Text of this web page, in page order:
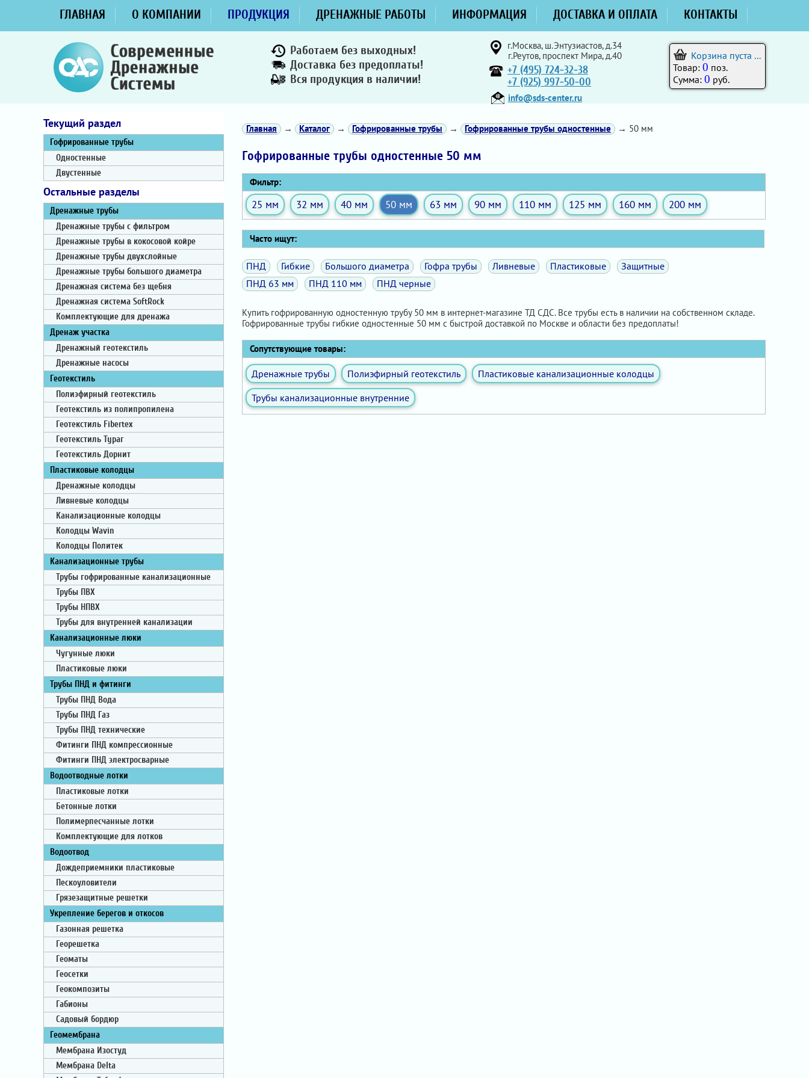
ГЛАВНАЯ О КОМПАНИИ ПРОДУКЦИЯ ДРЕНАЖНЫЕ РАБОТЫ ИНФОРМАЦИЯ ДОСТАВКА И ОПЛАТА КОНТАКТЫ
Работаем без выходных!
Доставка без предоплаты!
Вся продукция в наличии!
г.Москва, ш.Энтузиастов, д.34
г.Реутов, проспект Мира, д.40
+7 (495) 724-32-38
+7 (925) 997-50-00
info@sds-center.ru
Корзина пуста ...
Товар: 0 поз.
Сумма: 0 руб.
Текущий раздел
Гофрированные трубы
Одностенные
Двустенные
Остальные разделы
Дренажные трубы
Дренажные трубы с фильтром
Дренажные трубы в кокосовой койре
Дренажные трубы двухслойные
Дренажные трубы большого диаметра
Дренажная система без щебня
Дренажная система SoftRock
Комплектующие для дренажа
Дренаж участка
Дренажный геотекстиль
Дренажные насосы
Геотекстиль
Полиэфирный геотекстиль
Геотекстиль из полипропилена
Геотекстиль Fibertex
Геотекстиль Typar
Геотекстиль Дорнит
Пластиковые колодцы
Дренажные колодцы
Ливневые колодцы
Канализационные колодцы
Колодцы Wavin
Колодцы Политек
Канализационные трубы
Трубы гофрированные канализационные
Трубы ПВХ
Трубы НПВХ
Трубы для внутренней канализации
Канализационные люки
Чугунные люки
Пластиковые люки
Трубы ПНД и фитинги
Трубы ПНД Вода
Трубы ПНД Газ
Трубы ПНД технические
Фитинги ПНД компрессионные
Фитинги ПНД электросварные
Водоотводные лотки
Пластиковые лотки
Бетонные лотки
Полимерпесчанные лотки
Комплектующие для лотков
Водоотвод
Дождеприемники пластиковые
Пескоуловители
Грязезащитные решетки
Укрепление берегов и откосов
Газонная решетка
Георешетка
Геоматы
Геосетки
Геокомпозиты
Габионы
Садовый бордюр
Геомембрана
Мембрана Изостуд
Мембрана Delta
Главная → Каталог → Гофрированные трубы → Гофрированные трубы одностенные → 50 мм
Гофрированные трубы одностенные 50 мм
Фильтр:
25 мм 32 мм 40 мм 50 мм 63 мм 90 мм 110 мм 125 мм 160 мм 200 мм
Часто ищут:
ПНД Гибкие Большого диаметра Гофра трубы Ливневые Пластиковые
Защитные
ПНД 63 мм
ПНД 110 мм ПНД черные
Купить гофрированную одностенную трубу 50 мм в интернет-магазине ТД СДС. Все трубы есть в наличии на собственном складе.
Гофрированные трубы гибкие одностенные 50 мм с быстрой доставкой по Москве и области без предоплаты!
Сопутствующие товары:
Дренажные трубы Полиэфирный геотекстиль
Пластиковые канализационные колодцы
Трубы канализационные внутренние